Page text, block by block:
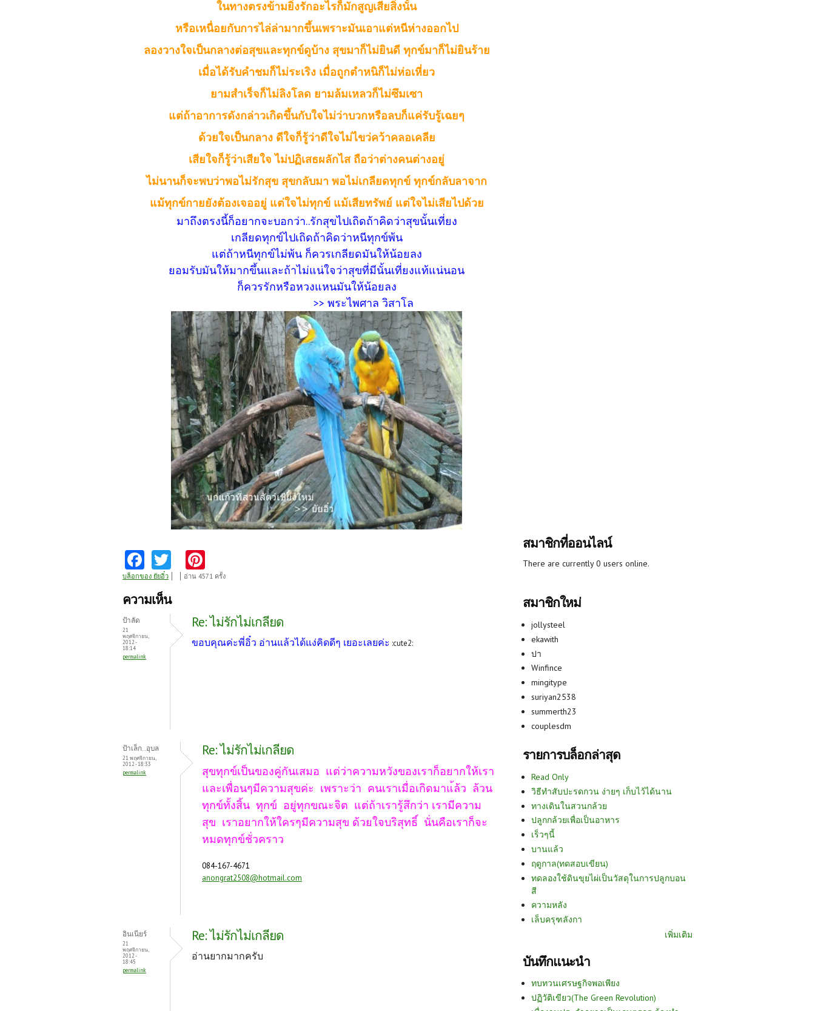
ในทางตรงข้ามยิ่งรักอะไรก็มักสูญเสียสิ่งนั้น
หรือเหนื่อยกับการไล่ล่ามากขึ้นเพราะมันเอาแต่หนีห่างออกไป
ลองวางใจเป็นกลางต่อสุขและทุกข์ดูบ้าง สุขมาก็ไม่ยินดี ทุกข์มาก็ไม่ยินร้าย
เมื่อได้รับคำชมก็ไม่ระเริง เมื่อถูกตำหนิก็ไม่ห่อเหี่ยว
ยามสำเร็จก็ไม่ลิงโลด ยามล้มเหลวก็ไม่ซึมเซา
แต่ถ้าอาการดังกล่าวเกิดขึ้นกับใจไม่ว่าบวกหรือลบก็แค่รับรู้เฉยๆ
ด้วยใจเป็นกลาง ดีใจก็รู้ว่าดีใจไม่ไขว่คว้าคลอเคลีย
เสียใจก็รู้ว่าเสียใจ ไม่ปฏิเสธผลักไส ถือว่าต่างคนต่างอยู่
ไม่นานก็จะพบว่าพอไม่รักสุข สุขกลับมา พอไม่เกลียดทุกข์ ทุกข์กลับลาจาก
แม้ทุกข์กายยังต้องเจออยู่ แต่ใจไม่ทุกข์ แม้เสียทรัพย์ แต่ใจไม่เสียไปด้วย
มาถึงตรงนี้ก็อยากจะบอกว่า..รักสุขไปเถิดถ้าคิดว่าสุขนั้นเที่ยง
เกลียดทุกข์ไปเถิดถ้าคิดว่าหนีทุกข์พ้น
แต่ถ้าหนีทุกข์ไม่พ้น ก็ควรเกลียดมันให้น้อยลง
ยอมรับมันให้มากขึ้นและถ้าไม่แน่ใจว่าสุขที่มีนั้นเที่ยงแท้แน่นอน
ก็ควรรักหรือหวงแหนมันให้น้อยลง
>> พระไพศาล วิสาโล
Fa
ce
b
o
k
w
itt
nt
es
t
บล็อกของ ยัยอิ๋ว อ่าน 4571 ครั้ง
ความเห็น
ป้าลัด
21
พฤศจิกายน,
2012 -
18:14
permalink
Re: ไม่รักไม่เกลียด
ขอบคุณค่ะพี่อิ๋ว อ่านแล้วได้แง่คิดดีๆ เยอะเลยค่ะ :cute2:
ป้าเล็ก..อุบล
21 พฤศจิกายน,
2012 - 18:33
permalink
Re: ไม่รักไม่เกลียด
สุขทุกข์เป็นของคู่กันเสมอ แต่ว่าความหวังของเราก็อยากให้เรา
และเพื่อนๆมีความสุขค่ะ เพราะว่า คนเราเมื่อเกิดมาแ้ล้ว ล้วน
ทุกข์ทั้งสิ้น ทุกข์ อยู่ทุกขณะจิต แต่ถ้าเรารู้สึกว่า เรามีความ
สุข เราอยากให้ใครๆมีความสุข ด้วยใจบริสุทธิ์ นั่นคือเราก็จะ
หมดทุกข์ชั่วคราว
084-167-4671
anongrat2508@hotmail.com
อินเนียร์
21
พฤศจิกายน,
2012 -
18:45
permalink
Re: ไม่รักไม่เกลียด
อ่านยากมากครับ
สมาชิกที่ออนไลน์
There are currently 0 users online.
สมาชิกใหม่
jollysteel
ekawith
ปา
Winfince
mingitype
suriyan2538
summerth23
couplesdm
รายการบล็อกล่าสุด
Read Only
วิธีทำสับปะรดกวน ง่ายๆ เก็บไว้ได้นาน
ทางเดินในสวนกล้วย
ปลูกกล้วยเพื่อเป็นอาหาร
เร็วๆนี้
บานแล้ว
ฤดูกาล(ทดสอบเขียน)
ทดลองใช้ดินขุยไผ่เป็นวัสดุในการปลูกบอน
สี
ความหลัง
เล็บครุฑลังกา
เพิ่มเติม
บันทึกแนะนำ
ทบทวนเศรษฐกิจพอเพียง
ปฏิวัติเขียว(The Green Revolution)